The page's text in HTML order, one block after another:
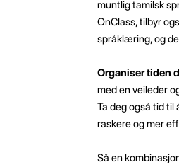
muntlig tamilsk
OnClass, tilbyr
språklæring, og
Organiser tiden
med en veileder
Ta deg også tid til
raskere og mer
Så en